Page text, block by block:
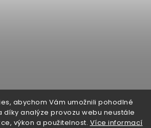
abychom Vám umožnili pohodlné
díky analýze provozu webu neustále
výkon a použitelnost. Více informací